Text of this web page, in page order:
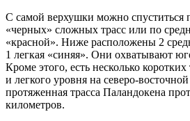
С самой верхушки можно спуститься
«черных» сложных трасс или по
«красной». Ниже расположены 2
1 легкая «синяя». Они охватывают
Кроме этого, есть несколько коротких
и легкого уровня на северо-
протяженная трасса Паландокена
километров.